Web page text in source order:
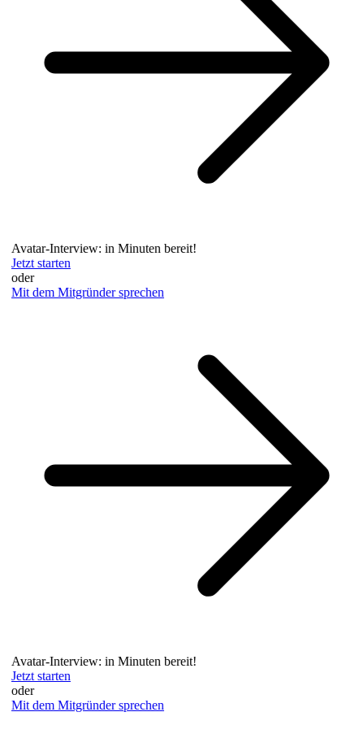
Avatar-Interview: in Minuten bereit!
Jetzt starten
oder
Mit dem Mitgründer sprechen
Avatar-Interview: in Minuten bereit!
Jetzt starten
oder
Mit dem Mitgründer sprechen